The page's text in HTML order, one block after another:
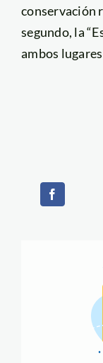
conservación
segundo, la
ambos